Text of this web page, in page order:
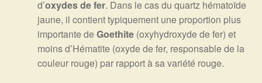
d’oxydes de fer. Dans le cas du quartz hématoïde
jaune, il contient typiquement une proportion plus
importante deGoethite (oxyhydroxyde de fer) et
moins d’Hématite (oxyde de fer, responsable de la
couleur rouge) par rapport à sa variété rouge.